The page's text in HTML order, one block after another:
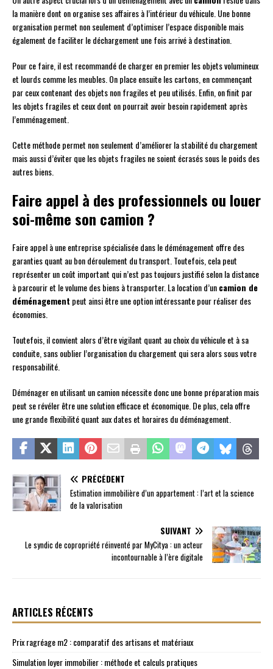
la manière dont on organise ses affaires à l’intérieur du véhicule. Une bonne
organisation permet non seulement d’optimiser l’espace disponible mais
également de faciliter le déchargement une fois arrivé à destination.
Pour ce faire, il est recommandé de charger en premier les objets volumineux
et lourds comme les meubles. On place ensuite les cartons, en commençant
par ceux contenant des objets non fragiles et peu utilisés. Enfin, on finit par
les objets fragiles et ceux dont on pourrait avoir besoin rapidement après
l’emménagement.
Cette méthode permet non seulement d’améliorer la stabilité du chargement
mais aussi d’éviter que les objets fragiles ne soient écrasés sous le poids des
autres biens.
Faire appel à des professionnels ou louer
soi-même son camion ?
Faire appel à une entreprise spécialisée dans le déménagement offre des
garanties quant au bon déroulement du transport. Toutefois, cela peut
représenter un coût important qui n’est pas toujours justifié selon la distance
à parcourir et le volume des biens à transporter. La location d’uncamion de
déménagement peut ainsi être une option intéressante pour réaliser des
économies.
Toutefois, il convient alors d’être vigilant quant au choix du véhicule et à sa
conduite, sans oublier l’organisation du chargement qui sera alors sous votre
responsabilité.
Déménager en utilisant un camion nécessite donc une bonne préparation mais
peut se révéler être une solution efficace et économique. De plus, cela offre
une grande flexibilité quant aux dates et horaires du déménagement.
PRÉCÉDENT
Estimation immobilière d’un appartement : l’art et la science
de la valorisation
SUIVANT
Le syndic de copropriété réinventé par MyCitya : un acteur
incontournable à l’ère digitale
ARTICLES RÉCENTS
Prix ragréage m2 : comparatif des artisans et matériaux
Simulation loyer immobilier : méthode et calculs pratiques